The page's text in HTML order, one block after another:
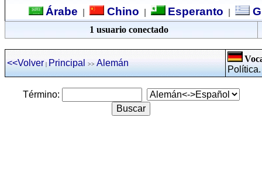
Árabe Chino Esperanto
1 usuario conectado
<<Volver | Principal >> Alemán
Término: